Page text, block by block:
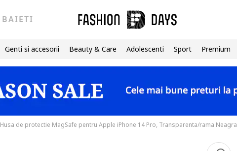
BAIETI
Genti si accesorii Beauty & Care Adolescenti Sport Premium
Husa de protectie MagSafe pentru Apple iPhone 14 Pro, Transparenta/rama Neagra